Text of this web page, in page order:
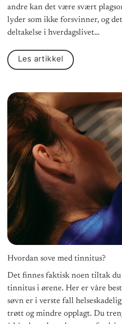
andre kan det være svært
lyder som ikke forsvinner, og
deltakelse i hverdagslivet…
Les artikkel
Hvordan sove med tinnitus?
Det finnes faktisk noen tiltak du
tinnitus i ørene. Her er våre
søvn er i verste fall
trøtt og mindre opplagt. Du